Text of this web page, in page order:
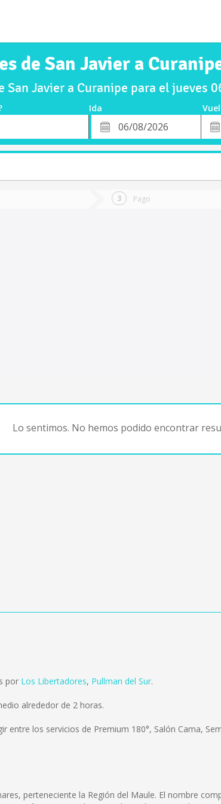
de San Javier a
San Javier a Curanipe para el jueves
Ida
Fecha
de
Fecha
de
Pago
Lo sentimos. No hemos podido encontrar
por Los Libertadores, Pullman del Sur.
alrededor de 2 horas.
entre los servicios de Premium 180°, Salón Cama,
perteneciente la Región del Maule. El nombre